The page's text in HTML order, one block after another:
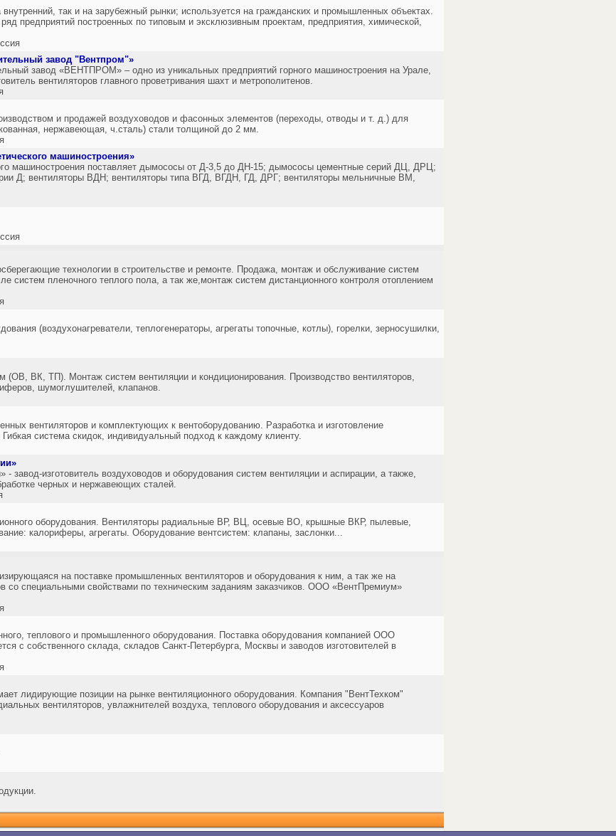
так и на зарубежный рынки; используется на гражданских и промышленных объектах.
предприятий построенных по типовым и эксклюзивным проектам, предприятия, химической,
завод "Вентпром"»
завод «ВЕНТПРОМ» – одно из уникальных предприятий горного машиностроения на Урале,
вентиляторов главного проветривания шахт и метрополитенов.
и продажей воздуховодов и фасонных элементов (переходы, отводы и т. д.) для
нержавеющая, ч.сталь) стали толщиной до 2 мм.
машиностроения»
машиностроения поставляет дымососы от Д-3,5 до ДН-15; дымососы цементные серий ДЦ, ДРЦ;
Д; вентиляторы ВДН; вентиляторы типа ВГД, ВГДН, ГД, ДРГ; вентиляторы мельничные ВМ,
технологии в строительстве и ремонте. Продажа, монтаж и обслуживание систем
систем пленочного теплого пола, а так же,монтаж систем дистанционного контроля отоплением
(воздухонагреватели, теплогенераторы, агрегаты топочные, котлы), горелки, зерносушилки,
(ОВ, ВК, ТП). Монтаж систем вентиляции и кондиционирования. Производство вентиляторов,
шумоглушителей, клапанов.
вентиляторов и комплектующих к вентоборудованию. Разработка и изготовление
Гибкая система скидок, индивидуальный подход к каждому клиенту.
завод-изготовитель воздуховодов и оборудования систем вентиляции и аспирации, а также,
черных и нержавеющих сталей.
оборудования. Вентиляторы радиальные ВР, ВЦ, осевые ВО, крышные ВКР, пылевые,
калориферы, агрегаты. Оборудование вентсистем: клапаны, заслонки...
на поставке промышленных вентиляторов и оборудования к ним, а так же на
со специальными свойствами по техническим заданиям заказчиков. ООО «ВентПремиум»
теплового и промышленного оборудования. Поставка оборудования компанией ООО
с собственного склада, складов Санкт-Петербурга, Москвы и заводов изготовителей в
лидирующие позиции на рынке вентиляционного оборудования. Компания "ВентТехком"
вентиляторов, увлажнителей воздуха, теплового оборудования и аксессуаров